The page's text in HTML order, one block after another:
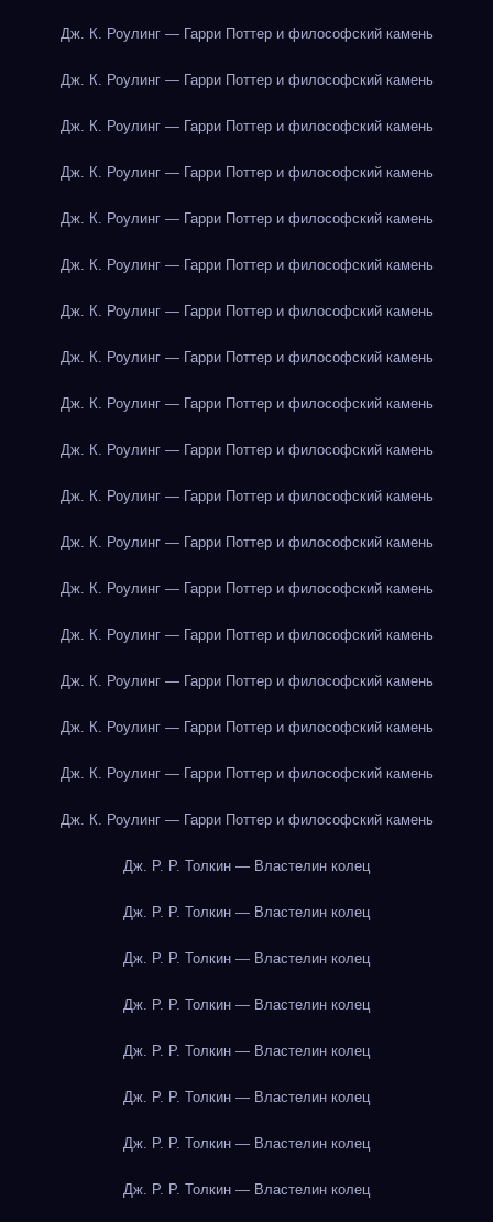
Дж. К. Роулинг — Гарри Поттер и философский камень
Дж. К. Роулинг — Гарри Поттер и философский камень
Дж. К. Роулинг — Гарри Поттер и философский камень
Дж. К. Роулинг — Гарри Поттер и философский камень
Дж. К. Роулинг — Гарри Поттер и философский камень
Дж. К. Роулинг — Гарри Поттер и философский камень
Дж. К. Роулинг — Гарри Поттер и философский камень
Дж. К. Роулинг — Гарри Поттер и философский камень
Дж. К. Роулинг — Гарри Поттер и философский камень
Дж. К. Роулинг — Гарри Поттер и философский камень
Дж. К. Роулинг — Гарри Поттер и философский камень
Дж. К. Роулинг — Гарри Поттер и философский камень
Дж. К. Роулинг — Гарри Поттер и философский камень
Дж. К. Роулинг — Гарри Поттер и философский камень
Дж. К. Роулинг — Гарри Поттер и философский камень
Дж. К. Роулинг — Гарри Поттер и философский камень
Дж. К. Роулинг — Гарри Поттер и философский камень
Дж. К. Роулинг — Гарри Поттер и философский камень
Дж. Р. Р. Толкин — Властелин колец
Дж. Р. Р. Толкин — Властелин колец
Дж. Р. Р. Толкин — Властелин колец
Дж. Р. Р. Толкин — Властелин колец
Дж. Р. Р. Толкин — Властелин колец
Дж. Р. Р. Толкин — Властелин колец
Дж. Р. Р. Толкин — Властелин колец
Дж. Р. Р. Толкин — Властелин колец